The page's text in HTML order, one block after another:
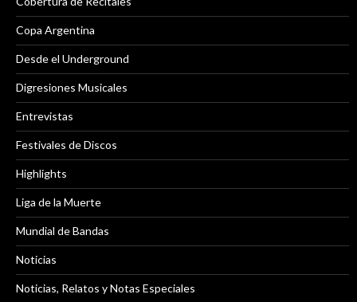
Copa Argentina
Desde el Underground
Digresiones Musicales
Entrevistas
Festivales de Discos
Highlights
Liga de la Muerte
Mundial de Bandas
Noticias
Noticias, Relatos y Notas Especiales